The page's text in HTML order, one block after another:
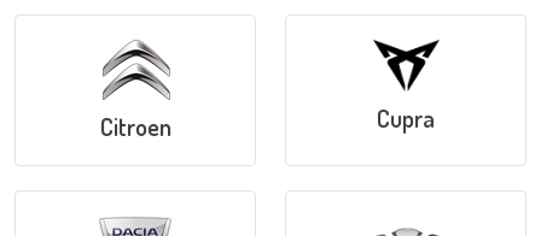
Citroen Cupra